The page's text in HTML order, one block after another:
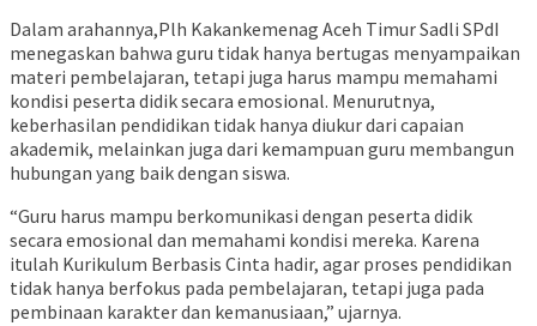
Dalam arahannya,Plh Kakankemenag Aceh Timur Sadli SPdI
menegaskan bahwa guru tidak hanya bertugas menyampaikan
materi pembelajaran, tetapi juga harus mampu memahami
kondisi peserta didik secara emosional. Menurutnya,
keberhasilan pendidikan tidak hanya diukur dari capaian
akademik, melainkan juga dari kemampuan guru membangun
hubungan yang baik dengan siswa.
“Guru harus mampu berkomunikasi dengan peserta didik
secara emosional dan memahami kondisi mereka. Karena
itulah Kurikulum Berbasis Cinta hadir, agar proses pendidikan
tidak hanya berfokus pada pembelajaran, tetapi juga pada
pembinaan karakter dan kemanusiaan,” ujarnya.